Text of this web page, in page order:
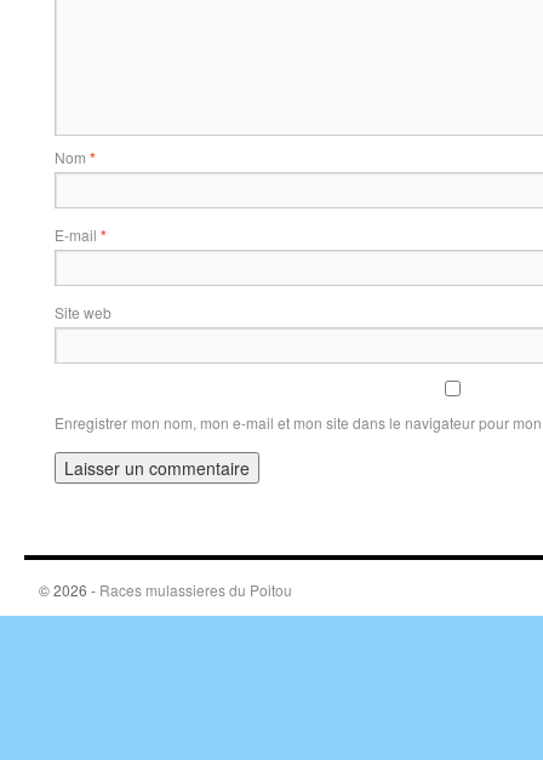
Nom *
E-mail *
Site web
Enregistrer mon nom, mon e-mail et mon site dans le navigateur pour
© 2026 - Races mulassieres du Poitou